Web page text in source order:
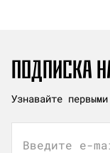
ПОДПИСКА
Узнавайте
Введите e-